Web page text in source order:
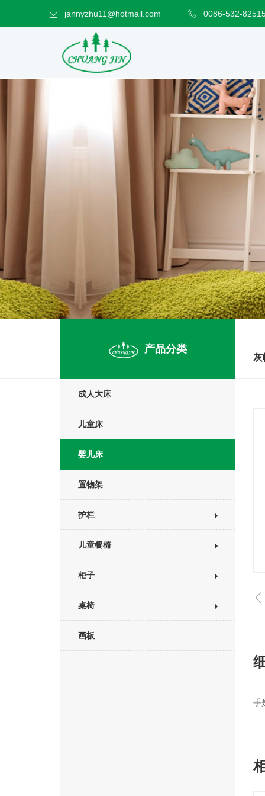
jannyzhu11@hotmail.com 0086-532-
产品分类
成人大床
儿童床
婴儿床
置物架
护栏
儿童餐椅
柜子
桌椅
画板
灰
手